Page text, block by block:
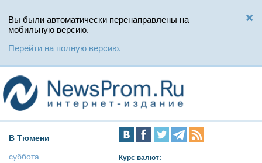
Вы были автоматически перенаправлены на
мобильную версию.
Перейти на полную версию.
В Тюмени
суббота
Курс валют: